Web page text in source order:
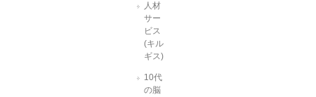
人材
サー
ビス
(キル
ギス)
10代
の脳